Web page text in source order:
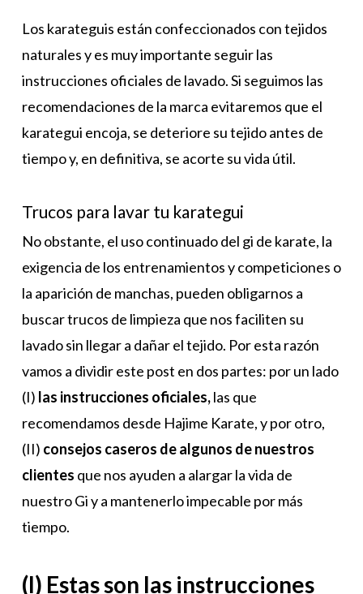
Los karateguis están confeccionados con tejidos
naturales y es muy importante seguir las
instrucciones oficiales de lavado. Si seguimos las
recomendaciones de la marca evitaremos que el
karategui encoja, se deteriore su tejido antes de
tiempo y, en definitiva, se acorte su vida útil.
Trucos para lavar tu karategui
No obstante, el uso continuado del gi de karate, la
exigencia de los entrenamientos y competiciones o
la aparición de manchas, pueden obligarnos a
buscar trucos de limpieza que nos faciliten su
lavado sin llegar a dañar el tejido. Por esta razón
vamos a dividir este post en dos partes: por un lado
(I) las instrucciones oficiales,las que
recomendamos desde Hajime Karate, y por otro,
(II) consejos caseros de algunos de nuestros
clientes que nos ayuden a alargar la vida de
nuestro Gi y a mantenerlo impecable por más
tiempo.
(I) Estas son las instrucciones